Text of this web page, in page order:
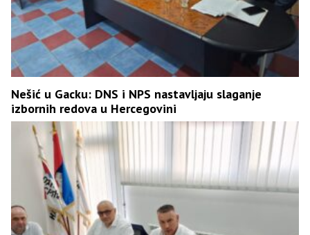
Nešić u Gacku: DNS i NPS nastavljaju slaganje
izbornih redova u Hercegovini